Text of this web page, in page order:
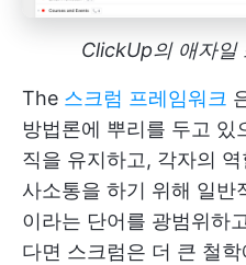
ClickUp의 애자일
The 스크럼 프레임워크
방법론에 뿌리를 두고 있
직을 유지하고, 각자의
사소통을 하기 위해 일반
이라는 단어를 광범위하
다면 스크럼은 더 큰 철